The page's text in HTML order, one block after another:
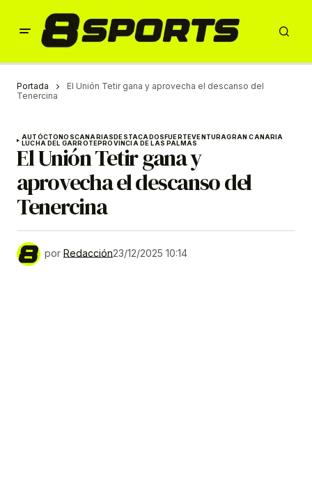
Portada
El Unión Tetir gana y aprovecha el descanso del
Tenercina
AUTÓCTONOSCANARIASDESTACADOSFUERTEVENTURAGRAN CANARIA
LUCHA DEL GARROTEPROVINCIA DE LAS PALMAS
El Unión Tetir gana y
aprovecha el descanso del
Tenercina
por Redacción23/12/2025 10:14